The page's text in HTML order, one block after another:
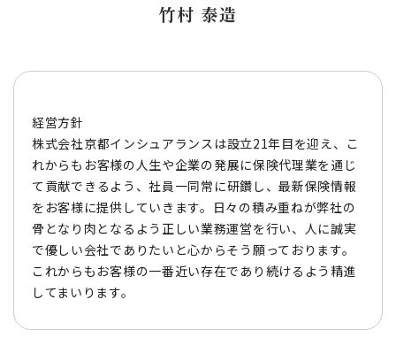
竹村 泰造
経営方針
​​​​​​​株式会社京都インシュアランスは設立21年目を迎え、こ
れからもお客様の人生や企業の発展に保険代理業を通じ
て貢献できるよう、社員一同常に研鑽し、最新保険情報
をお客様に提供していきます。日々の積み重ねが弊社の
骨となり肉となるよう正しい業務運営を行い、人に誠実
で優しい会社でありたいと心からそう願っております。
これからもお客様の一番近い存在であり続けるよう精進
してまいります。